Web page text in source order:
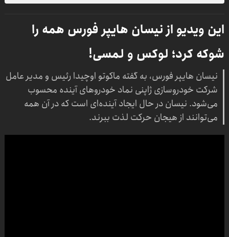
این ویدیو از نیسان هایپر فورس همه را
شوکه کرد؛ لوکس و لمسی!
نیسان هایپر فورس، به گفته ماکوتو اوچیدا رئیس و مدیر عامل
شرکت خودروسازی ژاپنی نماد خودروهای آینده محسوب
می‌شود. نیسان در حال ایجاد آینده‌ای است که در آن همه
می‌توانند از هیجان حرکت لذت ببرند.